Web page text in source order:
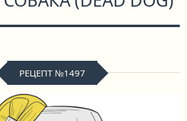
РЕЦЕПТ №1497